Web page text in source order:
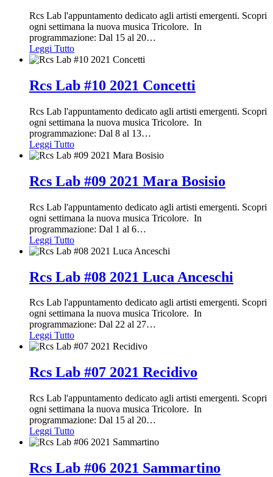
Rcs Lab l'appuntamento dedicato agli artisti emergenti. Scopri
ogni settimana la nuova musica Tricolore. In
programmazione: Dal 15 al 20…
Leggi Tutto
Rcs Lab #10 2021 Concetti
Rcs Lab l'appuntamento dedicato agli artisti emergenti. Scopri
ogni settimana la nuova musica Tricolore. In
programmazione: Dal 8 al 13…
Leggi Tutto
Rcs Lab #09 2021 Mara Bosisio
Rcs Lab l'appuntamento dedicato agli artisti emergenti. Scopri
ogni settimana la nuova musica Tricolore. In
programmazione: Dal 1 al 6…
Leggi Tutto
Rcs Lab #08 2021 Luca Anceschi
Rcs Lab l'appuntamento dedicato agli artisti emergenti. Scopri
ogni settimana la nuova musica Tricolore. In
programmazione: Dal 22 al 27…
Leggi Tutto
Rcs Lab #07 2021 Recidivo
Rcs Lab l'appuntamento dedicato agli artisti emergenti. Scopri
ogni settimana la nuova musica Tricolore. In
programmazione: Dal 15 al 20…
Leggi Tutto
Rcs Lab #06 2021 Sammartino